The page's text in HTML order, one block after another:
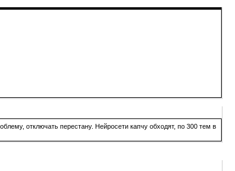
отключать перестану. Нейросети капчу обходят, по 300 тем в